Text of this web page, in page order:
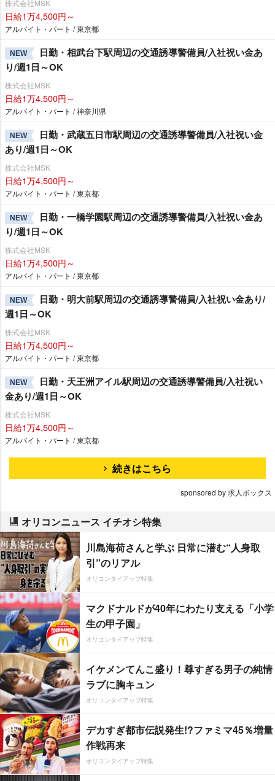
株式会社MSK
日給1万4,500円～
アルバイト・パート / 東京都
NEW
日勤・相武台下駅周辺の交通誘導警備員/入社祝い金あ
り/週1日～OK
株式会社MSK
日給1万4,500円～
アルバイト・パート / 神奈川県
NEW
日勤・武蔵五日市駅周辺の交通誘導警備員/入社祝い金
あり/週1日～OK
株式会社MSK
日給1万4,500円～
アルバイト・パート / 東京都
NEW
日勤・一橋学園駅周辺の交通誘導警備員/入社祝い金あ
り/週1日～OK
株式会社MSK
日給1万4,500円～
アルバイト・パート / 東京都
NEW
日勤・明大前駅周辺の交通誘導警備員/入社祝い金あり/
週1日～OK
株式会社MSK
日給1万4,500円～
アルバイト・パート / 東京都
NEW
日勤・天王洲アイル駅周辺の交通誘導警備員/入社祝い
金あり/週1日～OK
株式会社MSK
日給1万4,500円～
アルバイト・パート / 東京都
続きはこちら
sponsored by 求人ボックス
オリコンニュース イチオシ特集
川島海荷さんと学ぶ 日常に潜む“人身取
引”のリアル
オリコンタイアップ特集
マクドナルドが40年にわたり支える「小学
生の甲子園」
オリコンタイアップ特集
イケメンてんこ盛り！尊すぎる男子の純情
ラブに胸キュン
オリコンタイアップ特集
デカすぎ都市伝説発生!?ファミマ45％増量
作戦再来
オリコンタイアップ特集